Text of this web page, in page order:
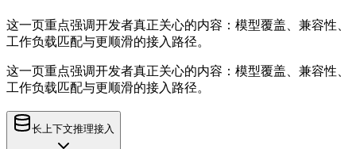
这一页重点强调开发者真正关心的内容：模型覆盖、兼容性、
工作负载匹配与更顺滑的接入路径。
这一页重点强调开发者真正关心的内容：模型覆盖、兼容性、
工作负载匹配与更顺滑的接入路径。
长上下文推理接入